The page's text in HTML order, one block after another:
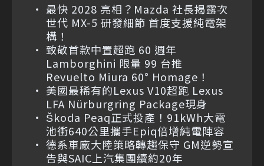
最快 2028 亮相？Mazda 社長揭露次
世代 MX-5 研發細節 首度支援純電架
構！
致敬首款中置超跑 60 週年
Lamborghini 限量 99 台推
Revuelto Miura 60° Homage！
美國最稀有的Lexus V10超跑 Lexus
LFA Nürburgring Package現身
Škoda Peaq正式投產！91kWh大電
池衝640公里攜手Epiq倍增純電陣容
德系車廠大陸策略轉趨保守 GM逆勢宣
告與SAIC上汽集團續約20年